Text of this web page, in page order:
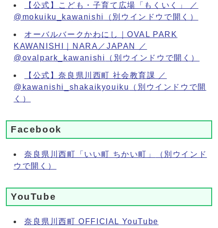
【公式】こども・子育て広場「もくいく」 ／
@mokuiku_kawanishi
（別ウインドウで開く）
オーバルバークかわにし｜OVAL PARK
KAWANISHI｜NARA／JAPAN ／
@ovalpark_kawanishi
（別ウインドウで開く）
【公式】奈良県川西町 社会教育課 ／
@kawanishi_shakaikyouiku
（別ウインドウで開
く）
Facebook
奈良県川西町「いい町 ちかい町」
（別ウインド
ウで開く）
YouTube
奈良県川西町 OFFICIAL YouTube